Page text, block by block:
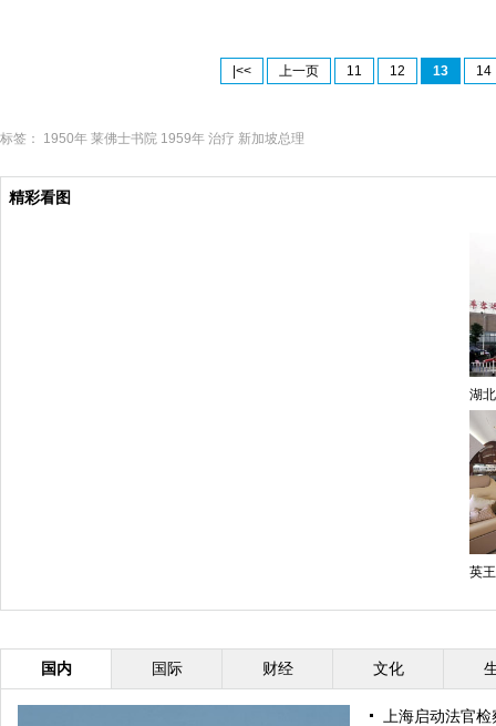
|<< 上一页 11 12 13 14
标签： 1950年 莱佛士书院 1959年 治疗 新加坡总理
精彩看图
湖
英
国内 国际 财经 文化
上海启动法官